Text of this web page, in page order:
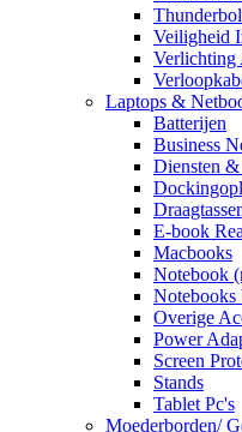
Veiligheid
Verlichting
Laptops &
Batterijen
Business
Diensten
E-book
Macbooks
Notebook
Overige
Power
Screen
Stands
Tablet Pc's
Moederborden/